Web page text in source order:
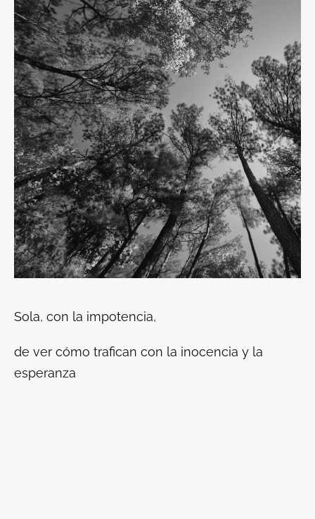
Sola, con la impotencia,
de ver cómo trafican con la inocencia y la
esperanza